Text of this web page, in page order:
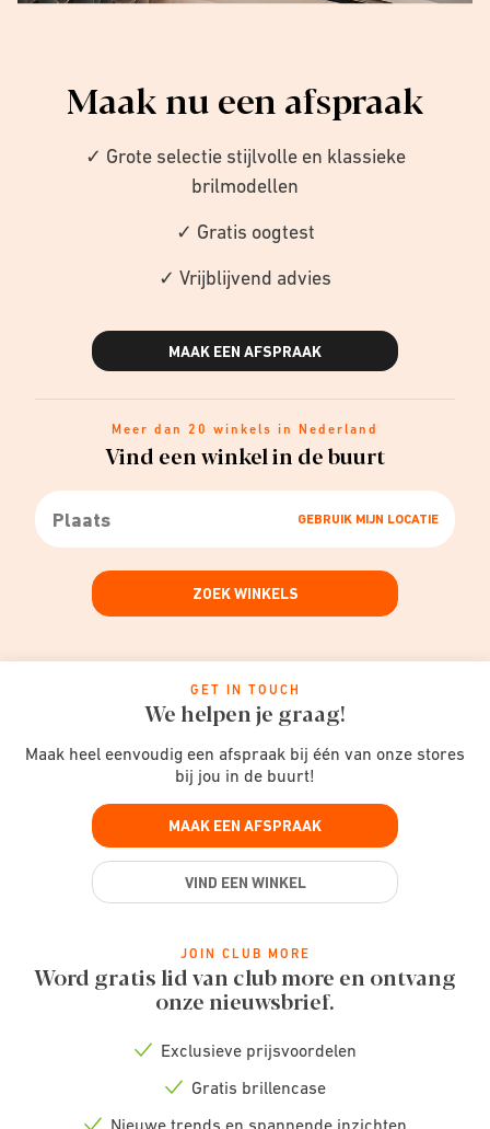
Maak nu een afspraak
✓ Grote selectie stijlvolle en klassieke
brilmodellen
✓ Gratis oogtest
✓ Vrijblijvend advies
MAAK EEN AFSPRAAK
Meer dan 20 winkels in Nederland
Vind een winkel in de buurt
GEBRUIK MIJN LOCATIE
ZOEK WINKELS
GET IN TOUCH
We helpen je graag!
Maak heel eenvoudig een afspraak bij één van onze stores
bij jou in de buurt!
MAAK EEN AFSPRAAK
VIND EEN WINKEL
JOIN CLUB MORE
Word gratis lid van club more en ontvang
onze nieuwsbrief.
icon
Exclusieve prijsvoordelen
icon
Gratis brillencase
Nieuwe trends en spannende inzichten